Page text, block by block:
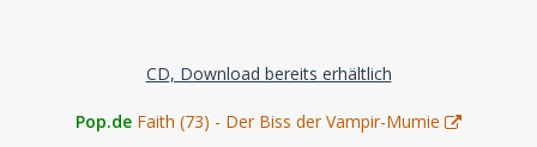
CD, Download bereits erhältlich
Pop.de Faith (73) - Der Biss der Vampir-Mumie